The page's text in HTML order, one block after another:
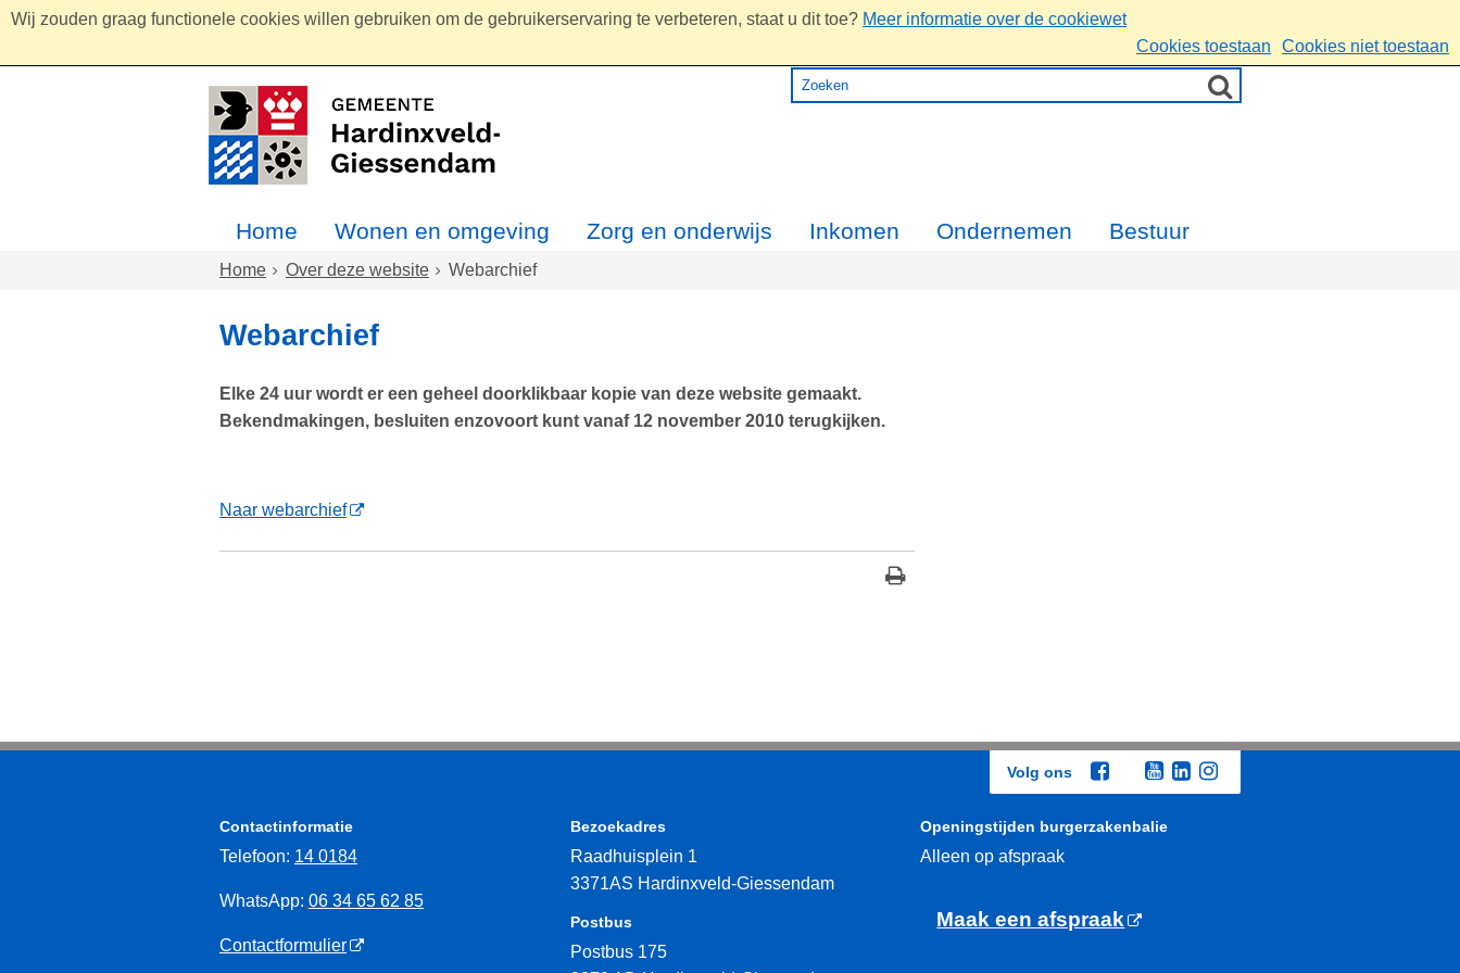
Wij zouden graag functionele cookies willen gebruiken om de gebruikerservaring te verbeteren, staat u dit toe? Meer informatie over de cookiewet
Cookies toestaan
Cookies niet toestaan
Home Wonen en omgeving Zorg en onderwijs Inkomen Ondernemen Bestuur
Home Over deze website Webarchief
Webarchief
Elke 24 uur wordt er een geheel doorklikbaar kopie van deze website gemaakt.
Bekendmakingen, besluiten enzovoort kunt vanaf 12 november 2010 terugkijken.
Naar webarchief
Volg ons
Contactinformatie
Telefoon: 14 0184
WhatsApp: 06 34 65 62 85
Contactformulier
Bezoekadres
Raadhuisplein 1
3371AS Hardinxveld-Giessendam
Postbus
Postbus 175
Openingstijden burgerzakenbalie
Alleen op afspraak
Maak een afspraak